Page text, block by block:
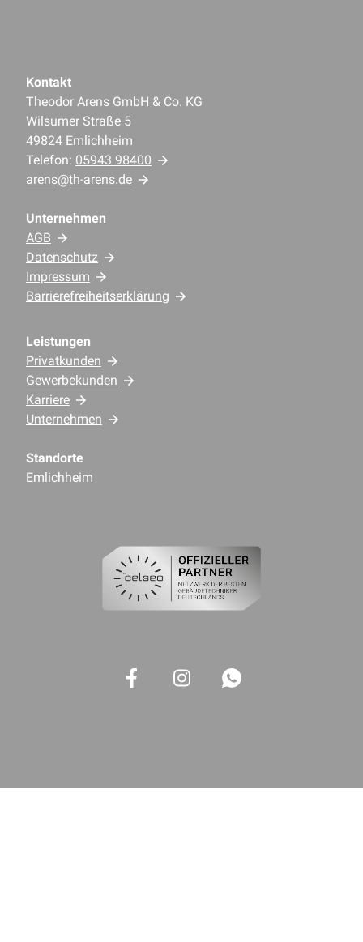
Kontakt
Theodor Arens GmbH & Co. KG
Wilsumer Straße 5
49824 Emlichheim
Telefon: 05943 98400
arens@th-arens.de
Unternehmen
AGB
Datenschutz
Impressum
Barrierefreiheitserklärung
Leistungen
Privatkunden
Gewerbekunden
Karriere
Unternehmen
Standorte
Emlichheim